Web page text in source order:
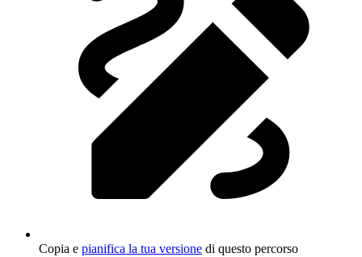
Copia e pianifica la tua versione di questo percorso